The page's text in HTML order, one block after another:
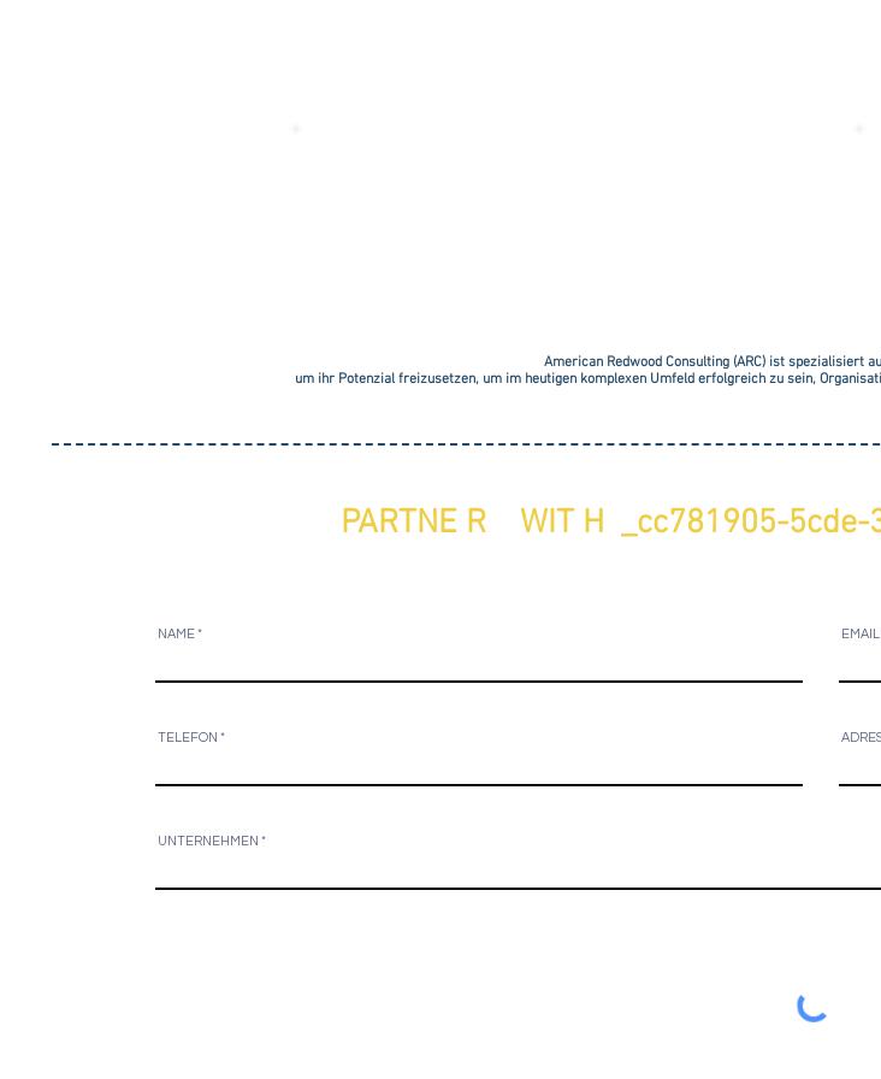
American Redwood Consulting (ARC) ist spezialisiert
um ihr Potenzial freizusetzen, um im heutigen komplexen Umfeld erfolgreich zu sein,
PARTNE R WIT H _cc781905-
NAME EMAIL
TELEFON
UNTERNEHMEN